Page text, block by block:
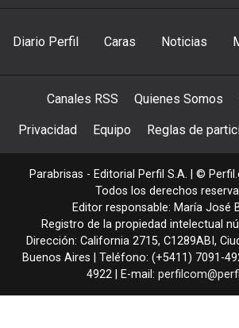
Diario Perfil Caras Noticias
Canales RSS Quienes Somos
Privacidad Equipo Reglas de
Parabrisas - Editorial Perfil S.A. | ©
Todos los derechos
Editor responsable: María José
Registro de la propiedad intelectual
Dirección: California 2715, C1289ABI ,
Buenos Aires | Teléfono: (+5411) 7091-
4922 | E-mail: